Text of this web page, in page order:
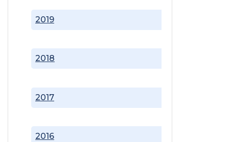
2016
2017
2018
2019